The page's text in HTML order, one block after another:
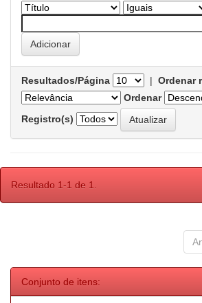
Resultados/Página | Ordenar
Ordenar
Registro(s)
Resultado 1-1 de 1.
Conjunto de itens: